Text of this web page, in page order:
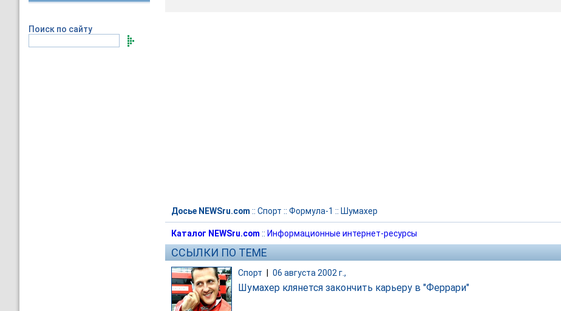
Поиск по сайту
Досье NEWSru.com :: Спорт :: Формула-1 :: Шумахер
Каталог NEWSru.com :: Информационные интернет-ресурсы
ССЫЛКИ ПО ТЕМЕ
Спорт 06 августа 2002 г.,
Шумахер клянется закончить карьеру в "Феррари"